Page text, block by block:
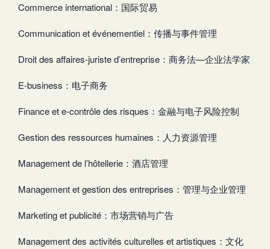
Commerce international：国际贸易
Communication et événementiel：传播与事件管理
Droit des affaires-juriste d’entreprise：商务法—企业法学家
E-business：电子商务
Finance et e-contrôle des risques：金融与电子风险控制
Gestion des ressources humaines：人力资源管理
Management de l’hôtellerie：酒店管理
Management et gestion des entreprises：管理与企业管理
Marketing et publicité：市场营销与广告
Management des activités culturelles et artistiques：文化